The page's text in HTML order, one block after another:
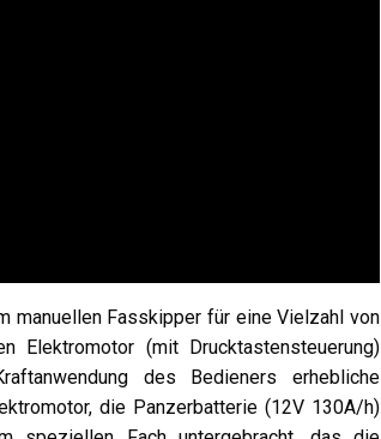
manuellen Fasskipper für eine Vielzahl von
Elektromotor (mit Drucktastensteuerung)
des Bedieners erhebliche
die Panzerbatterie (12V 130A/h)